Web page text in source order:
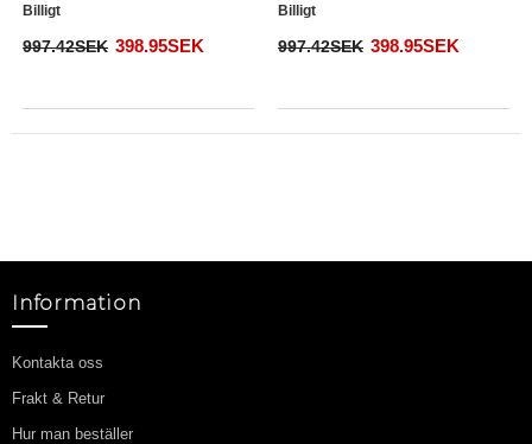
Billigt
997.42SEK 398.95SEK
Billigt
997.42SEK 398.95SEK
Information
Kontakta oss
Frakt & Retur
Hur man beställer